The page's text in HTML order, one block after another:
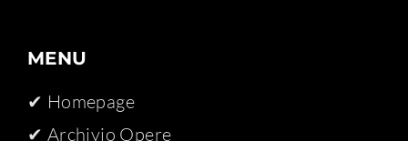
MENU
✔ Homepage
✔ Archivio Opere​